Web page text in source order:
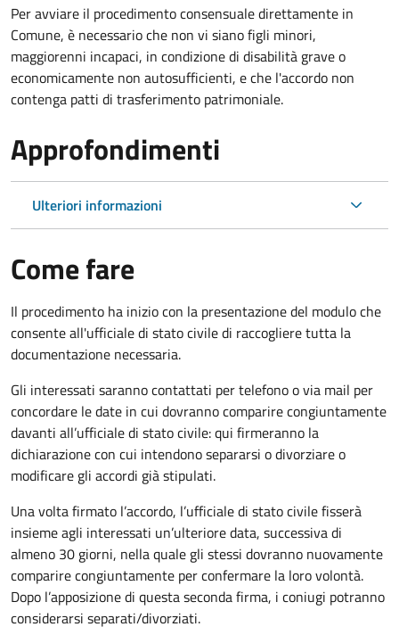
Per avviare il procedimento consensuale direttamente in
Comune, è necessario che non vi siano figli minori,
maggiorenni incapaci, in condizione di disabilità grave o
economicamente non autosufficienti, e che l'accordo non
contenga patti di trasferimento patrimoniale.
Approfondimenti
Ulteriori informazioni
Come fare
Il procedimento ha inizio con la presentazione del modulo che
consente all'ufficiale di stato civile di raccogliere tutta la
documentazione necessaria.
Gli interessati saranno contattati per telefono o via mail per
concordare le date in cui dovranno comparire congiuntamente
davanti all’ufficiale di stato civile: qui firmeranno la
dichiarazione con cui intendono separarsi o divorziare o
modificare gli accordi già stipulati.
Una volta firmato l’accordo, l’ufficiale di stato civile fisserà
insieme agli interessati un’ulteriore data, successiva di
almeno 30 giorni, nella quale gli stessi dovranno nuovamente
comparire congiuntamente per confermare la loro volontà.
Dopo l’apposizione di questa seconda firma, i coniugi potranno
considerarsi separati/divorziati.